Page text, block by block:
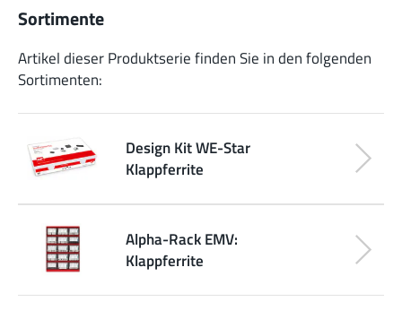
Sortimente
Artikel dieser Produktserie finden Sie in den folgenden
Sortimenten:
Design Kit WE-Star
Klappferrite
Alpha-Rack EMV:
Klappferrite